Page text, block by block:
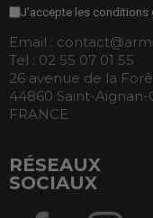
J'accepte les conditions
Email :
Tel : 02 55 07 01 55
26 avenue de la
44860 Saint-Aignan-
FRANCE
RÉSEAUX
SOCIAUX